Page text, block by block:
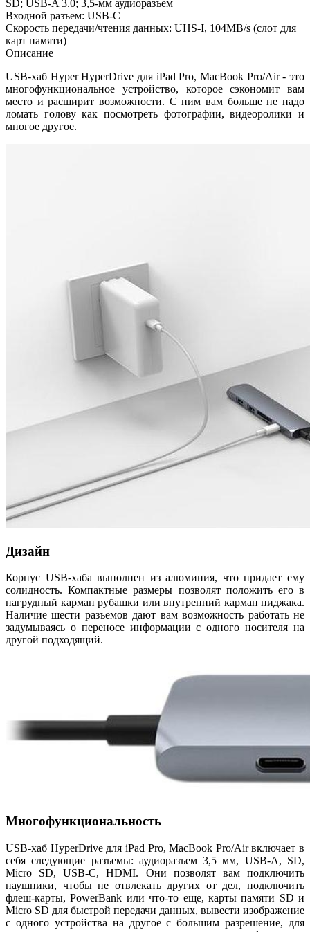
SD; USB-A 3.0; 3,5-мм аудиоразъем
Входной разъем: USB-C
Скорость передачи/чтения данных: UHS-I, 104MB/s (слот для
карт памяти)
Описание
USB-хаб Hyper HyperDrive для iPad Pro, MacBook Pro/Air - это
многофункциональное устройство, которое сэкономит вам
место и расширит возможности. С ним вам больше не надо
ломать голову как посмотреть фотографии, видеоролики и
многое другое.
Дизайн
Корпус USB-хаба выполнен из алюминия, что придает ему
солидность. Компактные размеры позволят положить его в
нагрудный карман рубашки или внутренний карман пиджака.
Наличие шести разъемов дают вам возможность работать не
задумываясь о переносе информации с одного носителя на
другой подходящий.
Многофункциональность
USB-хаб HyperDrive для iPad Pro, MacBook Pro/Air включает в
себя следующие разъемы: аудиоразъем 3,5 мм, USB-A, SD,
Micro SD, USB-C, HDMI. Они позволят вам подключить
наушники, чтобы не отвлекать других от дел, подключить
флеш-карты, PowerBank или что-то еще, карты памяти SD и
Micro SD для быстрой передачи данных, вывести изображение
с одного устройства на другое с большим разрешение, для